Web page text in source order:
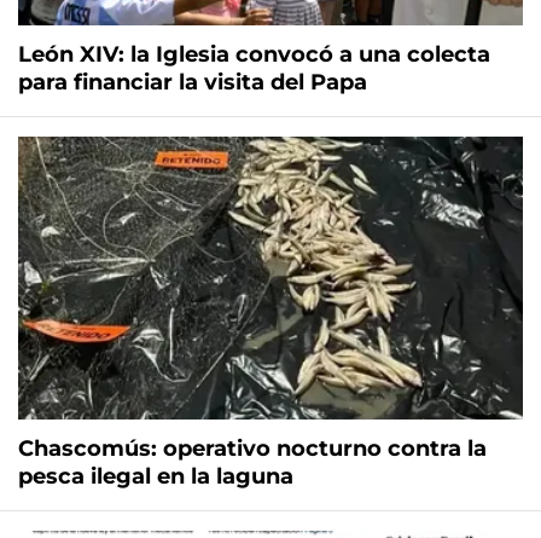
León XIV: la Iglesia convocó a una colecta
para financiar la visita del Papa
Chascomús: operativo nocturno contra la
pesca ilegal en la laguna